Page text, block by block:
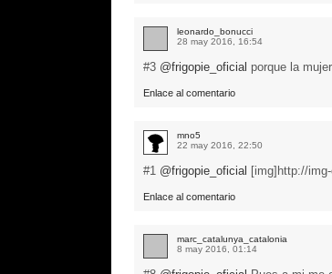
leonardo_bonucci
28 may 2016, 16:54
#3 @frigopie_oficial porque la
Enlace al comentario
mno5
22 may 2016, 22:50
#1 @frigopie_oficial [img]http://
Enlace al comentario
marc_catalunya_catalonia
8 may 2016, 01:14